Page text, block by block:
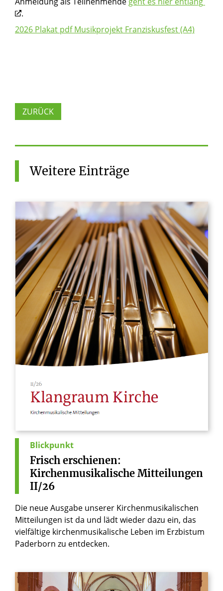
.
2026 Plakat pdf Musikprojekt Franziskusfest (A4)
ZURÜCK
Weitere Einträge
Blickpunkt
Frisch erschienen:
Kirchenmusikalische Mitteilungen
II/26
Die neue Ausgabe unserer Kirchenmusikalischen
Mitteilungen ist da und lädt wieder dazu ein, das
vielfältige kirchenmusikalische Leben im Erzbistum
Paderborn zu entdecken.